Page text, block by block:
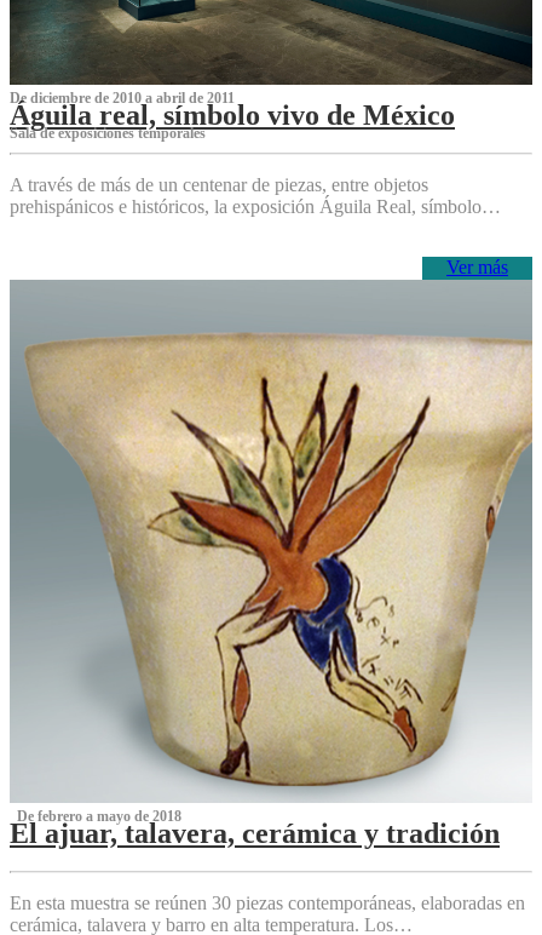
De diciembre de 2010 a abril de 2011
Águila real, símbolo vivo de México
Sala de exposiciones temporales
A través de más de un centenar de piezas, entre objetos
prehispánicos e históricos, la exposición Águila Real, símbolo…
Ver más
‌ De febrero a mayo de 2018
El ajuar, talavera, cerámica y tradición
‌
En esta muestra se reúnen 30 piezas contemporáneas, elaboradas en
cerámica, talavera y barro en alta temperatura. Los…